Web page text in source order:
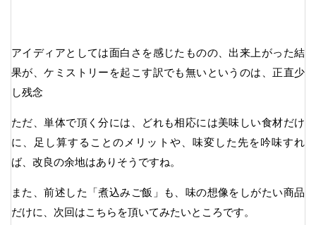
アイディアとしては面白さを感じたものの、出来上がった結
果が、ケミストリーを起こす訳でも無いというのは、正直少
し残念
ただ、単体で頂く分には、どれも相応には美味しい食材だけ
に、足し算することのメリットや、味変した先を吟味すれ
ば、改良の余地はありそうですね。
また、前述した「煮込みご飯」も、味の想像をしがたい商品
だけに、次回はこちらを頂いてみたいところです。